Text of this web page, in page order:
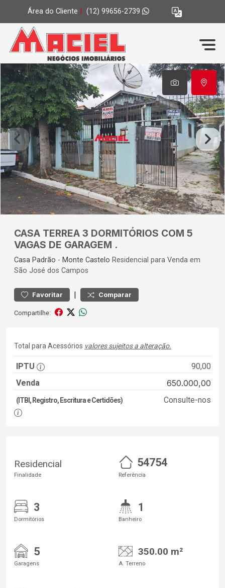
Área do Cliente (12) 99656-2739
CASA TERREA 3 DORMITÓRIOS COM 5
VAGAS DE GARAGEM .
Casa Padrão - Monte Castelo Residencial para Venda em
São José dos Campos
Favoritar | Comparar
Compartilhe:
Total para Acessórios valores sujeitos a alteração.
IPTU
90,00
Venda
650.000,00
(ITBI, Registro, Escritura e Certidões) Consulte-nos
Residencial
Finalidade
54754
Referência
3
Dormitórios
1
Banheiro
5
Garagens
350.00 m²
A. Terreno